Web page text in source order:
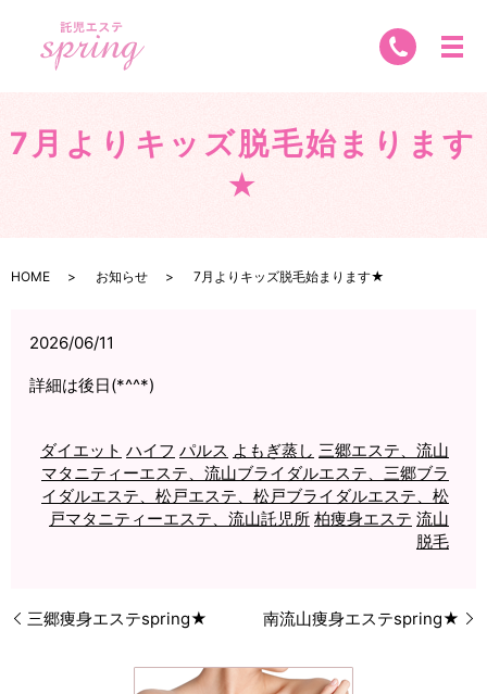
7月よりキッズ脱毛始まります
★
HOME お知らせ 7月よりキッズ脱毛始まります★
2026/06/11
詳細は後日(*^^*)
ダイエット ハイフ パルス よもぎ蒸し 三郷エステ、流山
マタニティーエステ、流山ブライダルエステ、三郷ブラ
イダルエステ、松戸エステ、松戸ブライダルエステ、松
戸マタニティーエステ、流山託児所 柏痩身エステ 流山
脱毛
三郷痩身エステspring★ 南流山痩身エステspring★